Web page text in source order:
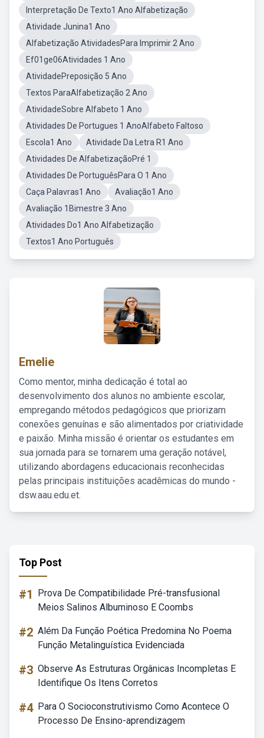
Interpretação De Texto1 Ano Alfabetização
Atividade Junina1 Ano
Alfabetização AtividadesPara Imprimir 2 Ano
Ef01ge06Atividades 1 Ano
AtividadePreposição 5 Ano
Textos ParaAlfabetização 2 Ano
AtividadeSobre Alfabeto 1 Ano
Atividades De Portugues 1 AnoAlfabeto Faltoso
Escola1 Ano
Atividade Da Letra R1 Ano
Atividades De AlfabetizaçãoPré 1
Atividades De PortuguêsPara O 1 Ano
Caça Palavras1 Ano
Avaliação1 Ano
Avaliação 1Bimestre 3 Ano
Atividades Do1 Ano Alfabetização
Textos1 Ano Português
Emelie
Como mentor, minha dedicação é total ao
desenvolvimento dos alunos no ambiente escolar,
empregando métodos pedagógicos que priorizam
conexões genuínas e são alimentados por criatividade
e paixão. Minha missão é orientar os estudantes em
sua jornada para se tornarem uma geração notável,
utilizando abordagens educacionais reconhecidas
pelas principais instituições acadêmicas do mundo -
dsw.aau.edu.et.
Top Post
#1
Prova De Compatibilidade Pré-transfusional
Meios Salinos Albuminoso E Coombs
#2 Além Da Função Poética Predomina No Poema
Função Metalinguística Evidenciada
#3 Observe As Estruturas Orgânicas Incompletas E
Identifique Os Itens Corretos
#4 Para O Socioconstrutivismo Como Acontece O
Processo De Ensino-aprendizagem